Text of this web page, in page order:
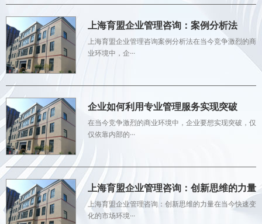
上海育盟企业管理咨询：案例分析法
上海育盟企业管理咨询案例分析法在当今竞争激烈的商
业环境中，企···
企业如何利用专业管理服务实现突破
在当今竞争激烈的商业环境中，企业要想实现突破，仅
仅依靠内部的···
上海育盟企业管理咨询：创新思维的力量
上海育盟企业管理咨询：创新思维的力量在当今快速变
化的市场环境···